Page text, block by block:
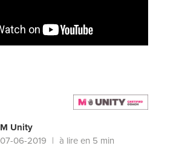
M Unity
07-06-2019 à lire en 5 min